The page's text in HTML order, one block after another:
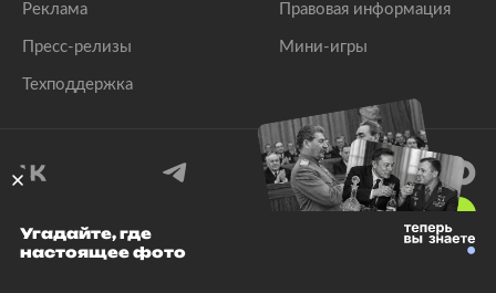
Реклама
Пресс-релизы
Техподдержка
Правовая информация
Мини-игры
© 1999–2026 Все права защищены.
Угадайте, где
настоящее фото